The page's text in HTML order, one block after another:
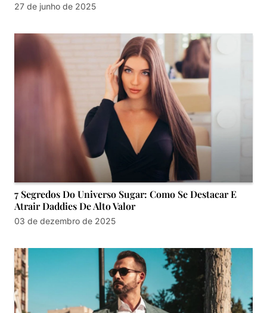
27 de junho de 2025
7 Segredos Do Universo Sugar: Como Se Destacar E
Atrair Daddies De Alto Valor
03 de dezembro de 2025